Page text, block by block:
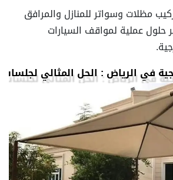
مظلات وسواتر للمنازل والمرافق
حلول عملية لمواقف السيارات
في الرياض : الحل المثالي لجلسات